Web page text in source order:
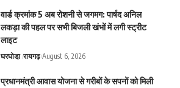
वार्ड क्रमांक 5 अब रोशनी से जगमग: पार्षद अनिल
लकड़ा की पहल पर सभी बिजली खंभों में लगी स्ट्रीट
लाइट
घरघोडा़ रायगढ़ August 6, 2026
प्रधानमंत्री आवास योजना से गरीबों के सपनों को मिली